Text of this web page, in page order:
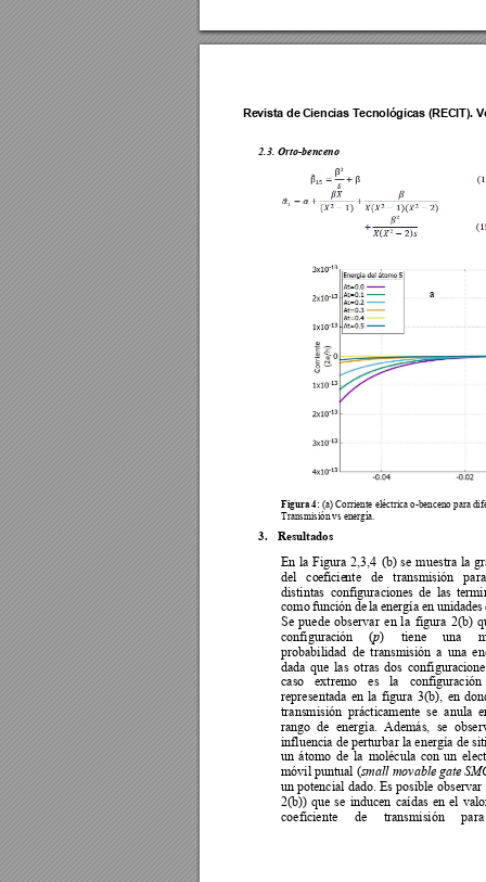
Revista de Ciencias Tecnológicas (RECIT).
2.3. Orto-benceno
Figura 4: (a) Corriente eléctrica o-benceno para
Transmisión vs energía.
3. Resultados
En la Figura 2,3,4 (b) se muestra la
del coeficiente de transmisión
distintas  configuraciones de las
como función dela energía en unidades
Se puede observar en la figura 2(b)
configuración
(p) tiene una
probabilidad de transmisión a una
dada que las otras dos
caso
extremo es la configuración
representada en la figura 3(b), en
transmisión  prácticamente  se  anula
rango  de energía. Además, se
influencia de perturbar la energía de
un átomo de la molécula con un
móvil puntual (small movable gate
un potencial dado. Es posible observar
2(b)) que se inducen caídas en el
coeficiente
de transmisión
a